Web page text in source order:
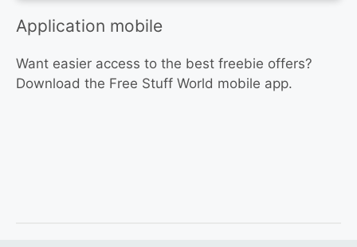
Application mobile
Want easier access to the best freebie offers?
Download the Free Stuff World mobile app.